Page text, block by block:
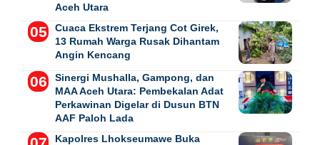
Aceh Utara
Cuaca Ekstrem Terjang Cot Girek,
13 Rumah Warga Rusak Dihantam
Angin Kencang
Sinergi Mushalla, Gampong, dan
MAA Aceh Utara: Pembekalan Adat
Perkawinan Digelar di Dusun BTN
AAF Paloh Lada
Kapolres Lhokseumawe Buka